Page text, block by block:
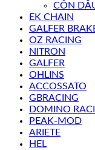
CÔN
EK CHAIN
GALFER
OZ RACING
NITRON
GALFER
OHLINS
ACCOSSATO
GBRACING
DOMINO
PEAK-MOD
ARIETE
HEL